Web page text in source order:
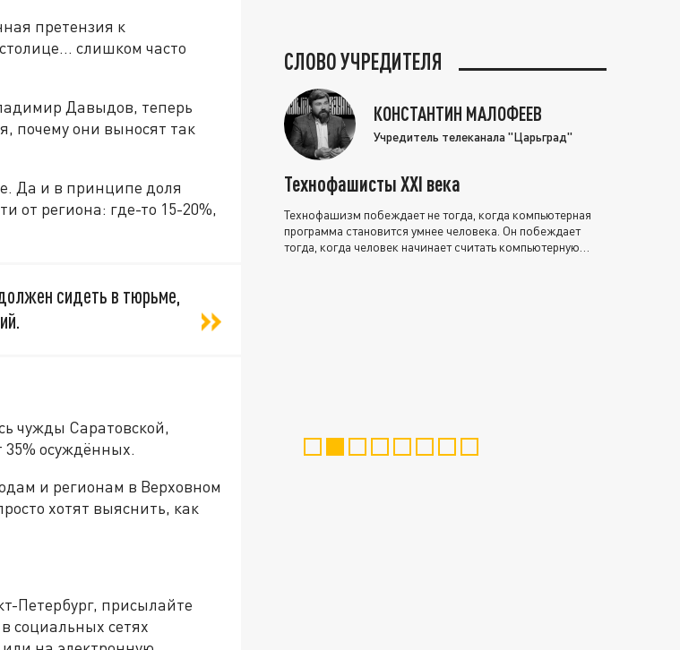
претензия к
слишком часто
Давыдов, теперь
почему они выносят так
Да и в принципе доля
от региона: где-то 15-20%,
сидеть в тюрьме,
чужды Саратовской,
35% осуждённых.
и регионам в Верховном
хотят выяснить, как
Петербург, присылайте
социальных сетях
СЛОВО УЧРЕДИТЕЛЯ
КОНСТАНТИН МАЛОФЕЕВ
Учредитель телеканала "Царьград"
Технофашисты XXI века
Технофашизм побеждает не тогда, когда компьютерная
программа становится умнее человека. Он побеждает
тогда, когда человек начинает считать компьютерную